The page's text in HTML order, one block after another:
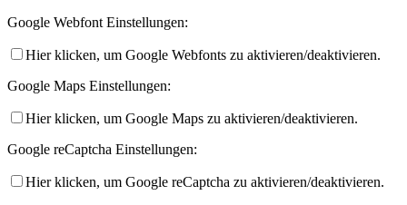
Google Webfont Einstellungen:
Hier klicken, um Google Webfonts zu aktivieren/deaktivieren.
Google Maps Einstellungen:
Hier klicken, um Google Maps zu aktivieren/deaktivieren.
Google reCaptcha Einstellungen:
Hier klicken, um Google reCaptcha zu aktivieren/deaktivieren.